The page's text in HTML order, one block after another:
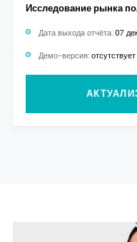
Исследование рынка
Дата выхода отчёта: 07
Демо-версия: отсутствует